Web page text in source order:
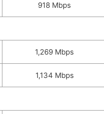
918 Mbps
1,269 Mbps
1,134 Mbps